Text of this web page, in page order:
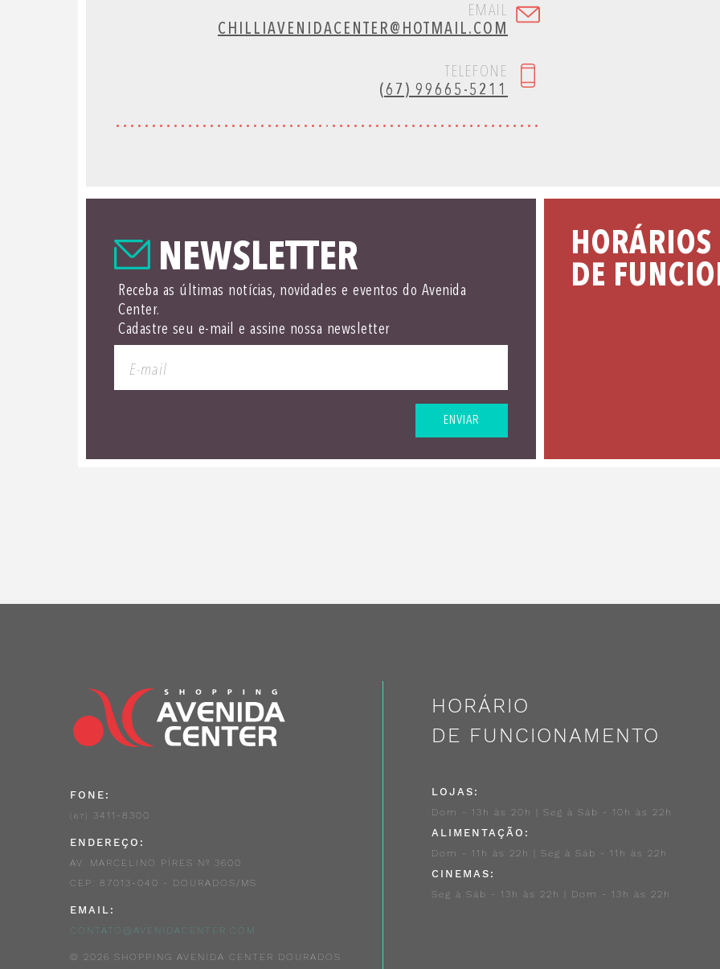
EMAIL
CHILLIAVENIDACENTER@HOTMAIL.COM
TELEFONE
(67) 99665-5211
NEWSLETTER
Receba as últimas notícias, novidades e eventos do Avenida
Center.
Cadastre seu e-mail e assine nossa newsletter
ENVIAR
HORÁRIOS
DE
FONE:
(67) 3411-8300
ENDEREÇO:
AV. MARCELINO PÍRES Nº 3600
CEP: 87013-040 - DOURADOS/MS
EMAIL:
CONTATO@AVENIDACENTER.COM
© 2026 SHOPPING AVENIDA CENTER DOURADOS
HORÁRIO
DE FUNCIONAMENTO
LOJAS:
Dom - 13h às 20h | Seg à Sáb - 10h às 22h
ALIMENTAÇÃO:
Dom - 11h às 22h | Seg à Sáb - 11h às 22h
CINEMAS:
Seg à Sáb - 13h às 22h | Dom - 13h às 22h